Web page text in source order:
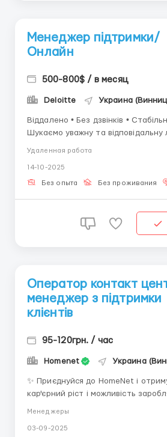
Менеджер підтримки/
Онлайн
500-800$ / в месяц
Deloitte Украина
Віддалено • Без дзвінків •
Шукаємо уважну та
з текстовими повідомленнями .
приєднуйтесь до нашої команди! 🧾 Ваші основні
обов’язки: ...
Удаленная работа
14-10-2025
Без опыта Без проживания
Оператор контакт
менеджер з підтримки
клієнтів
95-120грн. / час
Homenet Украина
✨ Приєднуйся до HomeNet і
кар'єрний ріст і можливість
оплата, 95 - 120 грн / год ⏱️
Менеджеры
03-09-2025